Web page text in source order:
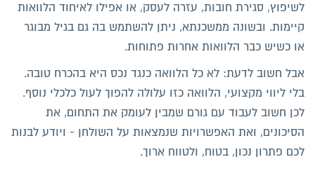
לשיפוץ, סגירת חובות, עזרה לעסק, או אפילו לאיחוד הלוואות
קיימות. ובשונה ממשכנתא, ניתן להשתמש בה גם בגיל מבוגר
או כשיש כבר הלוואות אחרות פתוחות.
אבל חשוב לדעת: לא כל הלוואה כנגד נכס היא בהכרח טובה.
בלי ליווי מקצועי, הלוואה כזו עלולה להפוך לעול כלכלי נוסף.
לכן חשוב לעבוד עם גורם שמבין לעומק את התחום, את
הסיכונים, ואת האפשרויות שנמצאות על השולחן - ויודע לבנות
לכם פתרון נכון, בטוח, ולטווח ארוך.